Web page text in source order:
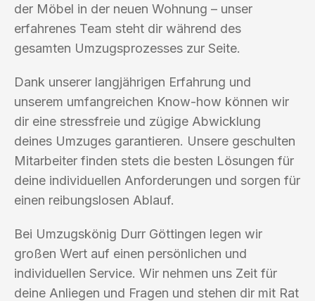
der Möbel in der neuen Wohnung – unser
erfahrenes Team steht dir während des
gesamten Umzugsprozesses zur Seite.
Dank unserer langjährigen Erfahrung und
unserem umfangreichen Know-how können wir
dir eine stressfreie und zügige Abwicklung
deines Umzuges garantieren. Unsere geschulten
Mitarbeiter finden stets die besten Lösungen für
deine individuellen Anforderungen und sorgen für
einen reibungslosen Ablauf.
Bei Umzugskönig Durr Göttingen legen wir
großen Wert auf einen persönlichen und
individuellen Service. Wir nehmen uns Zeit für
deine Anliegen und Fragen und stehen dir mit Rat